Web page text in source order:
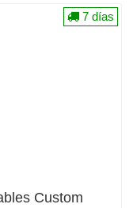
Custom
7 días